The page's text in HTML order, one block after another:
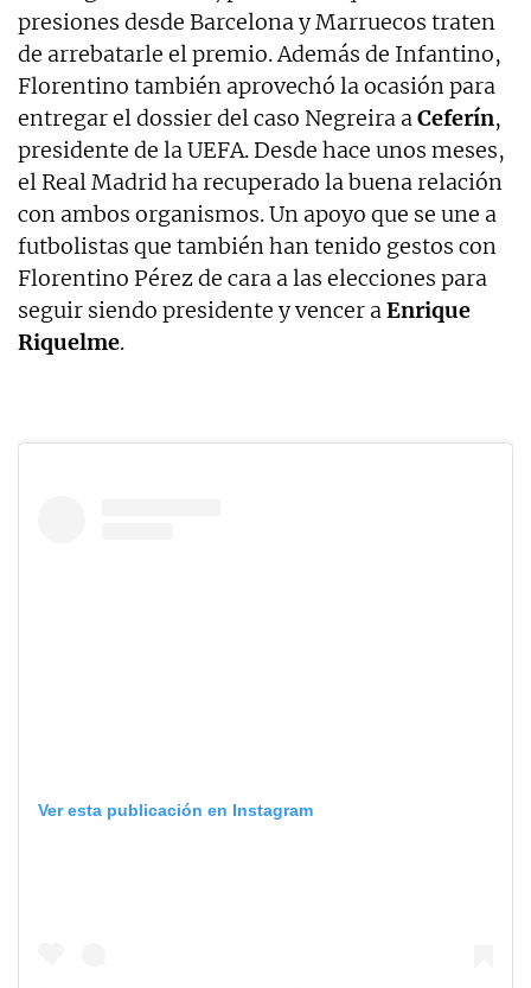
presiones desde Barcelona y Marruecos traten
de arrebatarle el premio. Además de Infantino,
Florentino también aprovechó la ocasión para
entregar el dossier del caso Negreira aCeferín,
presidente de la UEFA. Desde hace unos meses,
el Real Madrid ha recuperado la buena relación
con ambos organismos. Un apoyo que se une a
futbolistas que también han tenido gestos con
Florentino Pérez de cara a las elecciones para
seguir siendo presidente y vencer aEnrique
Riquelme.
Ver esta publicación en Instagram